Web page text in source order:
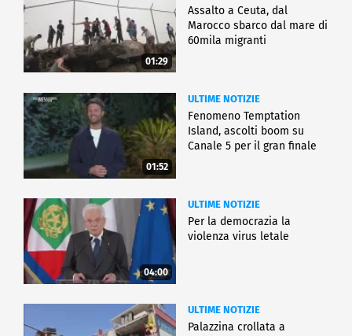
01:29
Assalto a Ceuta, dal
Marocco sbarco dal mare di
60mila migranti
01:52
ULTIME NOTIZIE
Fenomeno Temptation
Island, ascolti boom su
Canale 5 per il gran finale
04:00
ULTIME NOTIZIE
Per la democrazia la
violenza virus letale
ULTIME NOTIZIE
Palazzina crollata a